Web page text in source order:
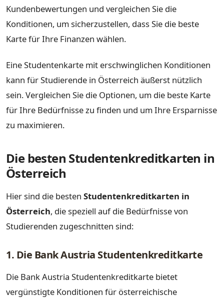
Kundenbewertungen und vergleichen Sie die
Konditionen, um sicherzustellen, dass Sie die beste
Karte für Ihre Finanzen wählen.
Eine Studentenkarte mit erschwinglichen Konditionen
kann für Studierende in Österreich äußerst nützlich
sein. Vergleichen Sie die Optionen, um die beste Karte
für Ihre Bedürfnisse zu finden und um Ihre Ersparnisse
zu maximieren.
Die besten Studentenkreditkarten in
Österreich
Hier sind die besten Studentenkreditkarten in
Österreich, die speziell auf die Bedürfnisse von
Studierenden zugeschnitten sind:
1. Die Bank Austria Studentenkreditkarte
Die Bank Austria Studentenkreditkarte bietet
vergünstigte Konditionen für österreichische